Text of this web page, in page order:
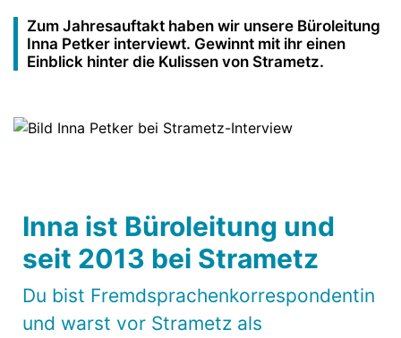
Zum Jahresauftakt haben wir unsere Büroleitung
Inna Petker interviewt. Gewinnt mit ihr einen
Einblick hinter die Kulissen von Strametz.
Inna ist Büroleitung und
seit 2013 bei Strametz
Du bist Fremdsprachenkorrespondentin
und warst vor Strametz als